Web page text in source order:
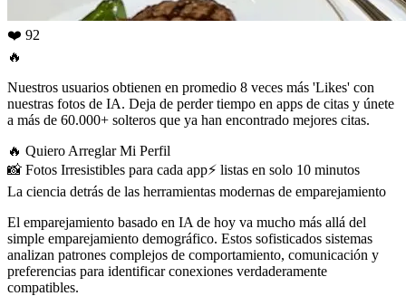
❤️ 92
🔥
Nuestros usuarios obtienen en promedio 8 veces más 'Likes' con
nuestras fotos de IA. Deja de perder tiempo en apps de citas y únete
a más de 60.000+ solteros que ya han encontrado mejores citas.
🔥 Quiero Arreglar Mi Perfil
📸 Fotos Irresistibles para cada app⚡️ listas en solo 10 minutos
La ciencia detrás de las herramientas modernas de emparejamiento
El emparejamiento basado en IA de hoy va mucho más allá del
simple emparejamiento demográfico. Estos sofisticados sistemas
analizan patrones complejos de comportamiento, comunicación y
preferencias para identificar conexiones verdaderamente
compatibles.